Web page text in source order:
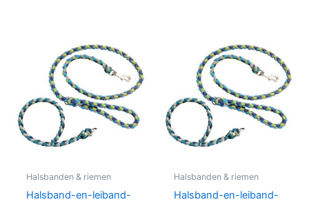
Halsbanden & riemen
Halsband-en-leiband-
Halsbanden & riemen
Halsband-en-leiband-